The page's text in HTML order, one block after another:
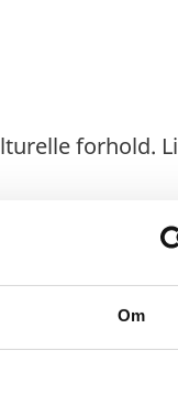
Om
forhold.